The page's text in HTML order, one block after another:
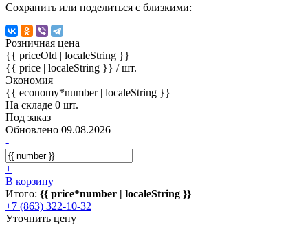
Сохранить или поделиться с близкими:
Розничная цена
{{ priceOld | localeString }}
{{ price | localeString }} / шт.
Экономия
{{ economy*number | localeString }}
На складе 0 шт.
Под заказ
Обновлено 09.08.2026
-
+
В корзину
Итого: {{ price*number | localeString }}
+7 (863) 322-10-32
Уточнить цену